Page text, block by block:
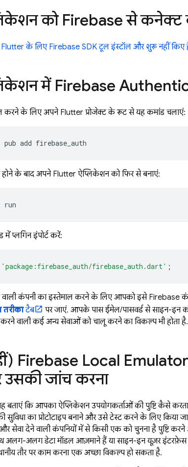
को Firebase से कनेक्ट
Flutter के लिए Firebase SDK टूल इंस्टॉल और शुरू नहीं किए
में Firebase
करने के लिए, अपने Flutter प्रोजेक्ट के रूट से यह कमांड चलाएं:
pub add
होने के बाद, अपने Flutter ऐप्लिकेशन को फिर से बनाएं:
में प्लगिन इंपोर्ट करें:
'package:firebase_auth/firebase_auth.dart' ;
वाली कंपनी का इस्तेमाल करने के लिए, आपको इसे Firebase
तरीकाटैब
पर जाएं. आपके पास ईमेल/पासवर्ड से साइन-इन
करने वाली कई अन्य सेवाओं को चालू करने का विकल्प भी होता है.
Firebase Local
उसकी जांच करना
बताएं कि आपका ऐप्लिकेशन उपयोगकर्ताओं की पुष्टि कैसे
की सुविधा का प्रोटोटाइप बनाने और उसे टेस्ट करने के लिए
और सेवा देने वाली कंपनियों में से किसी एक को चुनना है, पुष्टि
अलग-अलग डेटा मॉडल आज़माने हैं या साइन-इन यूज़र इंटरफ़ेस
तौर पर काम करना एक अच्छा विकल्प हो सकता है.